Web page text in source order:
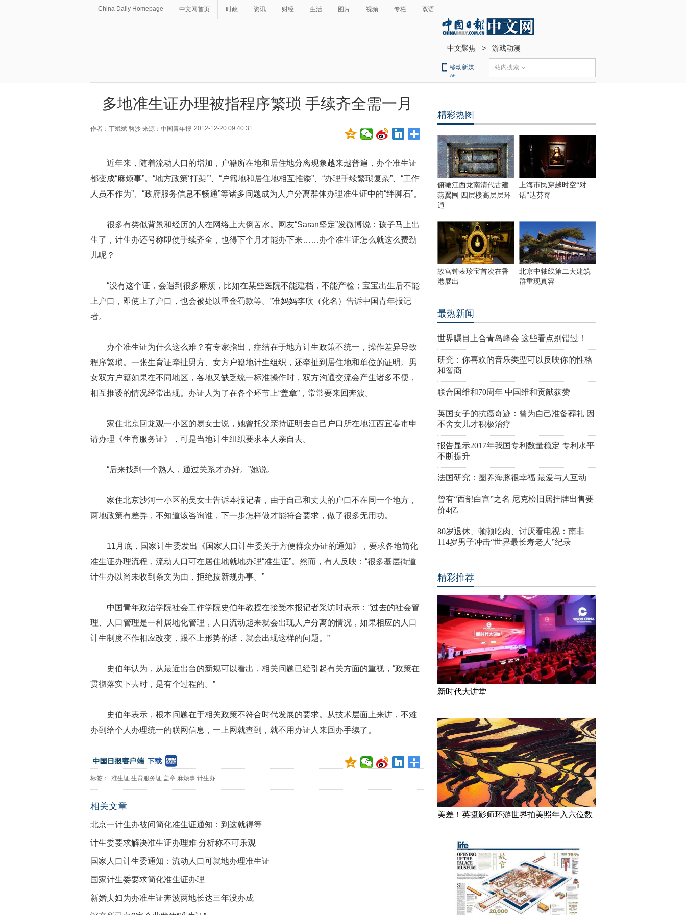
China Daily Homepage 中文网首页 时政 资讯 财经 生活 图片 视频 专栏 双语
中文聚焦 > 游戏动漫
移动新媒
体
站内搜索
多地准生证办理被指程序繁琐 手续齐全需一月
作者：丁斌斌 骆沙 来源：中国青年报 2012-12-20 09:40:31
近年来，随着流动人口的增加，户籍所在地和居住地分离现象越来越普遍，办个准生证
都变成“麻烦事”。“地方政策‘打架’”、“户籍地和居住地相互推诿”、“办理手续繁琐复杂”、“工作
人员不作为”、“政府服务信息不畅通”等诸多问题成为人户分离群体办理准生证中的“绊脚石”。
很多有类似背景和经历的人在网络上大倒苦水。网友“Saran坚定”发微博说：孩子马上出
生了，计生办还号称即使手续齐全，也得下个月才能办下来……办个准生证怎么就这么费劲
儿呢？
“没有这个证，会遇到很多麻烦，比如在某些医院不能建档，不能产检；宝宝出生后不能
上户口，即使上了户口，也会被处以重金罚款等。”准妈妈李欣（化名）告诉中国青年报记
者。
办个准生证为什么这么难？有专家指出，症结在于地方计生政策不统一，操作差异导致
程序繁琐。一张生育证牵扯男方、女方户籍地计生组织，还牵扯到居住地和单位的证明。男
女双方户籍如果在不同地区，各地又缺乏统一标准操作时，双方沟通交流会产生诸多不便，
相互推诿的情况经常出现。办证人为了在各个环节上“盖章”，常常要来回奔波。
家住北京回龙观一小区的易女士说，她曾托父亲持证明去自己户口所在地江西宜春市申
请办理《生育服务证》，可是当地计生组织要求本人亲自去。
“后来找到一个熟人，通过关系才办好。”她说。
家住北京沙河一小区的吴女士告诉本报记者，由于自己和丈夫的户口不在同一个地方，
两地政策有差异，不知道该咨询谁，下一步怎样做才能符合要求，做了很多无用功。
11月底，国家计生委发出《国家人口计生委关于方便群众办证的通知》，要求各地简化
准生证办理流程，流动人口可在居住地就地办理“准生证”。然而，有人反映：“很多基层街道
计生办以尚未收到条文为由，拒绝按新规办事。”
中国青年政治学院社会工作学院史伯年教授在接受本报记者采访时表示：“过去的社会管
理、人口管理是一种属地化管理，人口流动起来就会出现人户分离的情况，如果相应的人口
计生制度不作相应改变，跟不上形势的话，就会出现这样的问题。”
史伯年认为，从最近出台的新规可以看出，相关问题已经引起有关方面的重视，“政策在
贯彻落实下去时，是有个过程的。”
史伯年表示，根本问题在于相关政策不符合时代发展的要求。从技术层面上来讲，不难
办到给个人办理统一的联网信息，一上网就查到，就不用办证人来回办手续了。
标签： 准生证 生育服务证 盖章 麻烦事 计生办
相关文章
北京一计生办被问简化准生证通知：到这就得等
计生委要求解决准生证办理难 分析称不可乐观
国家人口计生委通知：流动人口可就地办理准生证
国家计生委要求简化准生证办理
新婚夫妇为办准生证奔波两地长达三年没办成
精彩热图
俯瞰江西龙南清代古建
燕翼围 四层楼高层层环
通
上海市民穿越时空“对
话”达芬奇
故宫钟表珍宝首次在香
港展出
北京中轴线第二大建筑
群重现真容
最热新闻
世界瞩目上合青岛峰会 这些看点别错过！
研究：你喜欢的音乐类型可以反映你的性格
和智商
联合国维和70周年 中国维和贡献获赞
英国女子的抗癌奇迹：曾为自己准备葬礼 因
不舍女儿才积极治疗
报告显示2017年我国专利数量稳定 专利水平
不断提升
法国研究：圈养海豚很幸福 最爱与人互动
曾有“西部白宫”之名 尼克松旧居挂牌出售要
价4亿
80岁退休、顿顿吃肉、讨厌看电视：南非
114岁男子冲击“世界最长寿老人”纪录
精彩推荐
新时代大讲堂
美差！英摄影师环游世界拍美照年入六位数